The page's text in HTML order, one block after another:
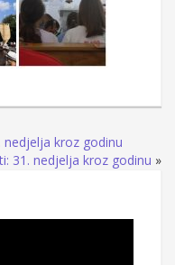
nedjelja kroz godinu
31. nedjelja kroz godinu »